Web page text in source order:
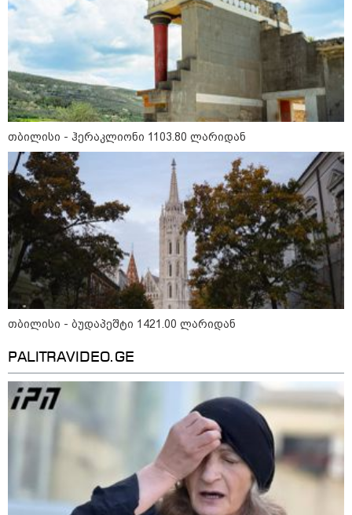
თბილისი - ანტალია 836.80
ლარიდან
თბილისი - ჰერაკლიონი 1103.80
ლარიდან
თბილისი - ბუდაპეშტი 1421.00
ლარიდან
თბილისი - რომი 1365.70 ლარიდან
თბილისი - ჰერაკლიონი 1103.80 ლარიდან
თბილისი - ბუდაპეშტი 1421.00 ლარიდან
PALITRAVIDEO.GE